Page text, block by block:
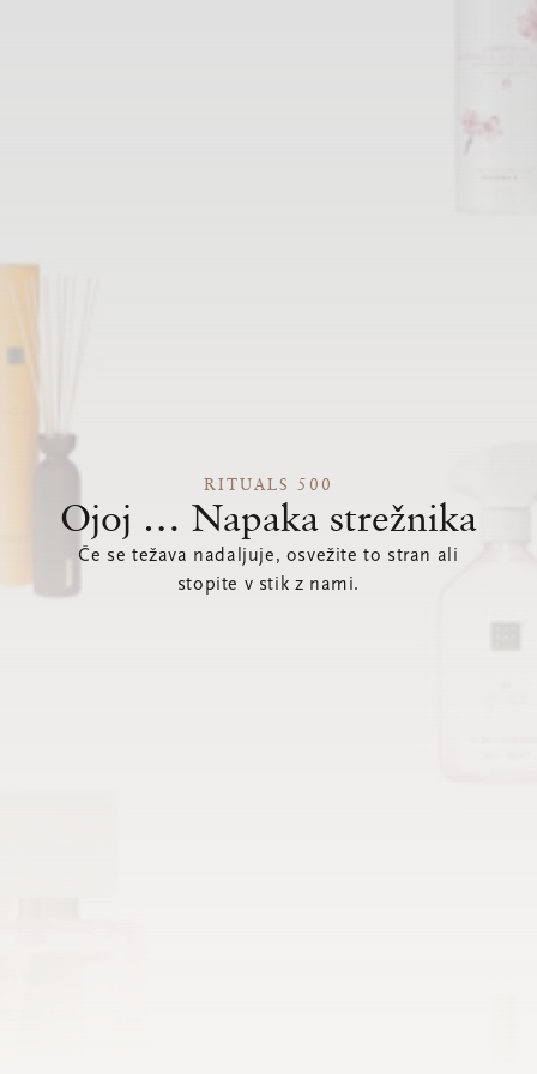
RITUALS 500
Ojoj … Napaka strežnika
Če se težava nadaljuje, osvežite to stran ali
stopite v stik z nami.